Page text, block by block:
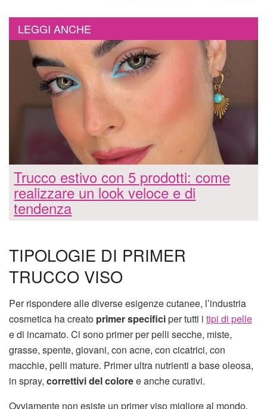
LEGGI ANCHE
Trucco estivo con 5 prodotti: come
realizzare un look veloce e di
tendenza
TIPOLOGIE DI PRIMER
TRUCCO VISO
Per rispondere alle diverse esigenze cutanee, l’industria
cosmetica ha creato primer specificiper tutti i tipi di pelle
e di incarnato. Ci sono primer per pelli secche, miste,
grasse, spente, giovani, con acne, con cicatrici, con
macchie, pelli mature. Primer ultra nutrienti a base oleosa,
in spray, correttivi del coloree anche curativi.
Ovviamente non esiste un primer viso migliore al mondo,